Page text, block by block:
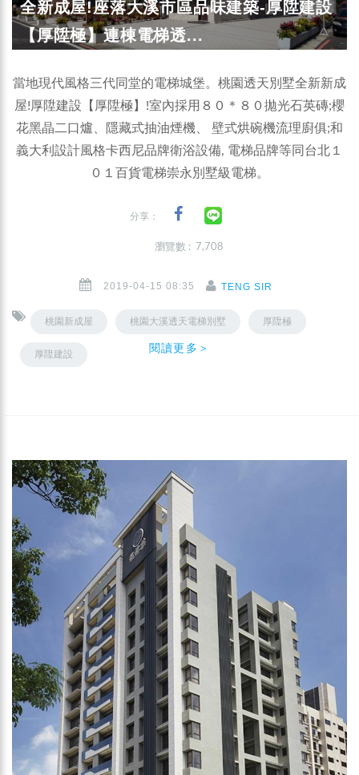
全新成屋!座落大溪市區品味建築-厚陞建設
【厚陞極】連棟電梯透...
當地現代風格三代同堂的電梯城堡。桃園透天別墅全新新成
屋!厚陞建設【厚陞極】!室內採用８０＊８０拋光石英磚;櫻
花黑晶二口爐、隱藏式抽油煙機、 壁式烘碗機流理廚俱;和
義大利設計風格卡西尼品牌衛浴設備, 電梯品牌等同台北１
０１百貨電梯崇永別墅級電梯。
分享：
瀏覽數 : 7,708
2019-04-15 08:35 TENG SIR
桃園新成屋 桃園大溪透天電梯別墅 厚陞極
厚陞建設 閱讀更多＞